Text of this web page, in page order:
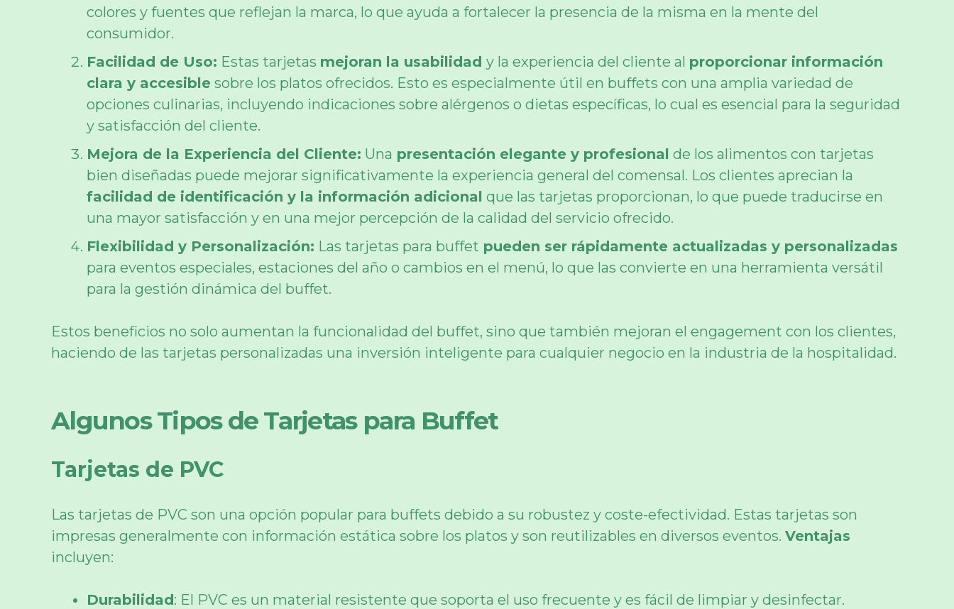
colores y fuentes que reflejan la marca, lo que ayuda a fortalecer la presencia de la misma en la mente del
consumidor.
Facilidad de Uso: Estas tarjetas mejoran la usabilidad y la experiencia del cliente al proporcionar información
clara y accesible sobre los platos ofrecidos. Esto es especialmente útil en buffets con una amplia variedad de
opciones culinarias, incluyendo indicaciones sobre alérgenos o dietas específicas, lo cual es esencial para la seguridad
y satisfacción del cliente.
Mejora de la Experiencia del Cliente: Una presentación elegante y profesional de los alimentos con tarjetas
bien diseñadas puede mejorar significativamente la experiencia general del comensal. Los clientes aprecian la
facilidad de identificación y la información adicional que las tarjetas proporcionan, lo que puede traducirse en
una mayor satisfacción y en una mejor percepción de la calidad del servicio ofrecido.
Flexibilidad y Personalización: Las tarjetas para buffet pueden ser rápidamente actualizadas y personalizadas
para eventos especiales, estaciones del año o cambios en el menú, lo que las convierte en una herramienta versátil
para la gestión dinámica del buffet.
Estos beneficios no solo aumentan la funcionalidad del buffet, sino que también mejoran el engagement con los clientes,
haciendo de las tarjetas personalizadas una inversión inteligente para cualquier negocio en la industria de la hospitalidad.
Algunos Tipos de Tarjetas para Buffet
Tarjetas de PVC
Las tarjetas de PVC son una opción popular para buffets debido a su robustez y coste-efectividad. Estas tarjetas son
impresas generalmente con información estática sobre los platos y son reutilizables en diversos eventos. Ventajas
incluyen:
Durabilidad: El PVC es un material resistente que soporta el uso frecuente y es fácil de limpiar y desinfectar.